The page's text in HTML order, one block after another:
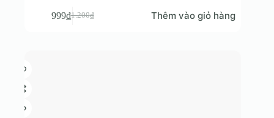
1.200₫
Giá
999₫Giá
Thêm vào giỏ hàng